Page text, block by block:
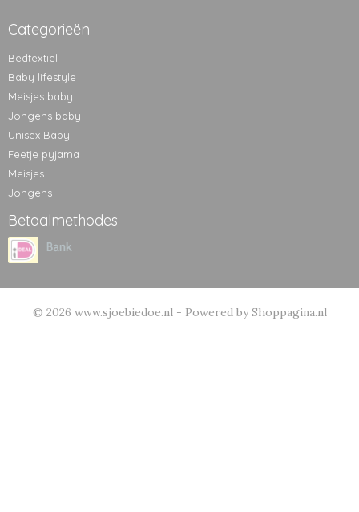
Categorieën
Bedtextiel
Baby lifestyle
Meisjes baby
Jongens baby
Unisex Baby
Feetje pyjama
Meisjes
Jongens
Betaalmethodes
© 2026 www.sjoebiedoe.nl - Powered by Shoppagina.nl